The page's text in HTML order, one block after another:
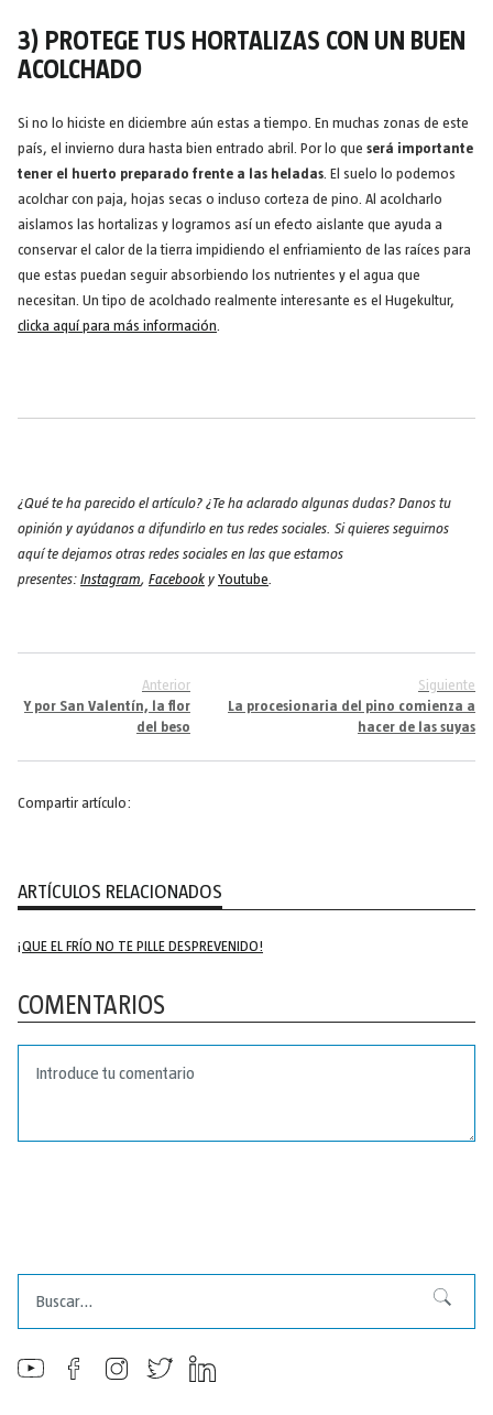
3) PROTEGE TUS HORTALIZAS CON UN BUEN
ACOLCHADO
Si no lo hiciste en diciembre aún estas a tiempo. En muchas zonas de este
país, el invierno dura hasta bien entrado abril. Por lo que será importante
tener el huerto preparado frente a las heladas. El suelo lo podemos
acolchar con paja, hojas secas o incluso corteza de pino. Al acolcharlo
aislamos las hortalizas y logramos así un efecto aislante que ayuda a
conservar el calor de la tierra impidiendo el enfriamiento de las raíces para
que estas puedan seguir absorbiendo los nutrientes y el agua que
necesitan. Un tipo de acolchado realmente interesante es el Hugekultur,
clicka aquí para más información.
¿Qué te ha parecido el artículo? ¿Te ha aclarado algunas dudas? Danos tu
opinión y ayúdanos a difundirlo en tus redes sociales. Si quieres seguirnos
aquí te dejamos otras redes sociales en las que estamos
presentes: Instagram, Facebook y Youtube.
Anterior
Y por San Valentín, la flor
del beso
Siguiente
La procesionaria del pino comienza a
hacer de las suyas
Compartir artículo:
ARTÍCULOS RELACIONADOS
¡QUE EL FRÍO NO TE PILLE DESPREVENIDO!
COMENTARIOS
Buscar